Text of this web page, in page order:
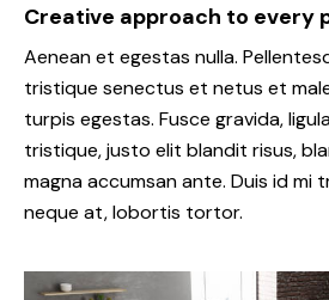
Creative approach to every
Aenean et egestas nulla.
tristique senectus et netus et
turpis egestas. Fusce gravida,
tristique, justo elit blandit risus,
magna accumsan ante. Duis id mi
neque at, lobortis tortor.